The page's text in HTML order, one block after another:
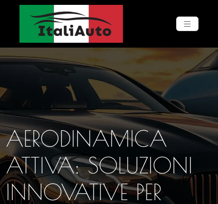
AERODINAMICA
ATTIVA: SOLUZIONI
INNOVATIVE PER